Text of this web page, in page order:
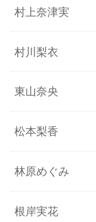
村上奈津実
村川梨衣
東山奈央
松本梨香
林原めぐみ
根岸実花